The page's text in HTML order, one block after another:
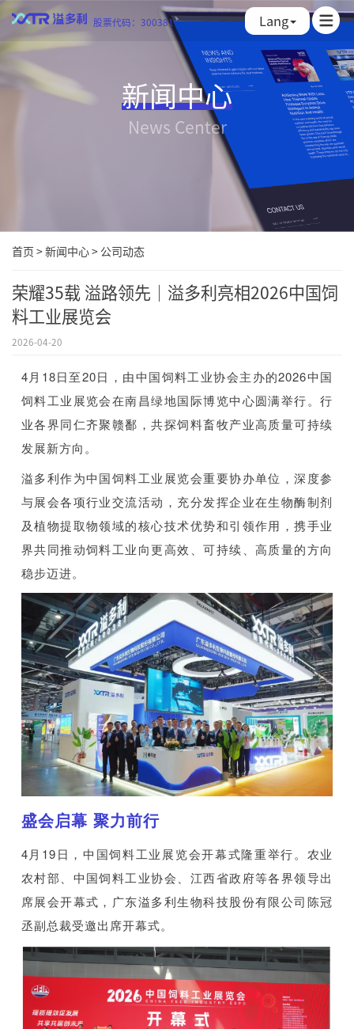
股票代码：300381 Lang
新闻中心
News Center
首页>新闻中心> 公司动态
荣耀35载 溢路领先｜溢多利亮相2026中国饲
料工业展览会
2026-04-20
4月18日至20日，由中国饲料工业协会主办的2026中国
饲料工业展览会在南昌绿地国际博览中心圆满举行。行
业各界同仁齐聚赣鄱，共探饲料畜牧产业高质量可持续
发展新方向。
溢多利作为中国饲料工业展览会重要协办单位，深度参
与展会各项行业交流活动，充分发挥企业在生物酶制剂
及植物提取物领域的核心技术优势和引领作用，携手业
界共同推动饲料工业向更高效、可持续、高质量的方向
稳步迈进。
盛会启幕 聚力前行
4月19日，中国饲料工业展览会开幕式隆重举行。农业
农村部、中国饲料工业协会、江西省政府等各界领导出
席展会开幕式，广东溢多利生物科技股份有限公司陈冠
丞副总裁受邀出席开幕式。